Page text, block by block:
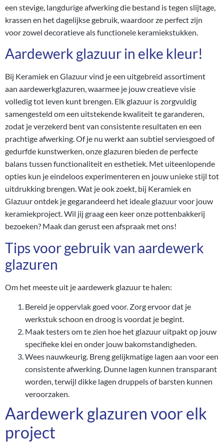
een stevige, langdurige afwerking die bestand is tegen slijtage,
krassen en het dagelijkse gebruik, waardoor ze perfect zijn
voor zowel decoratieve als functionele keramiekstukken.
Aardewerk glazuur in elke kleur!
Bij Keramiek en Glazuur vind je een uitgebreid assortiment
aan aardewerkglazuren, waarmee je jouw creatieve visie
volledig tot leven kunt brengen. Elk glazuur is zorgvuldig
samengesteld om een uitstekende kwaliteit te garanderen,
zodat je verzekerd bent van consistente resultaten en een
prachtige afwerking. Of je nu werkt aan subtiel serviesgoed of
gedurfde kunstwerken, onze glazuren bieden de perfecte
balans tussen functionaliteit en esthetiek. Met uiteenlopende
opties kun je eindeloos experimenteren en jouw unieke stijl tot
uitdrukking brengen. Wat je ook zoekt, bij Keramiek en
Glazuur ontdek je gegarandeerd het ideale glazuur voor jouw
keramiekproject. Wil jij graag een keer onze pottenbakkerij
bezoeken? Maak dan gerust een afspraak met ons!
Tips voor gebruik van aardewerk
glazuren
Om het meeste uit je aardewerk glazuur te halen:
Bereid je oppervlak goed voor. Zorg ervoor dat je
werkstuk schoon en droog is voordat je begint.
Maak testers om te zien hoe het glazuur uitpakt op jouw
specifieke klei en onder jouw bakomstandigheden.
Wees nauwkeurig. Breng gelijkmatige lagen aan voor een
consistente afwerking. Dunne lagen kunnen transparant
worden, terwijl dikke lagen druppels of barsten kunnen
veroorzaken.
Aardewerk glazuren voor elk
project